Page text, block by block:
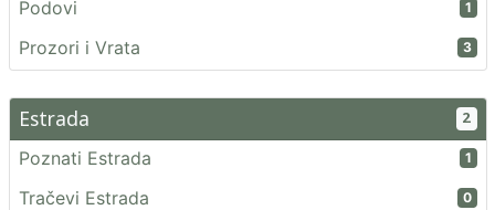
Podovi 1
Prozori i Vrata 3
Estrada 2
Poznati Estrada 1
Tračevi Estrada 0